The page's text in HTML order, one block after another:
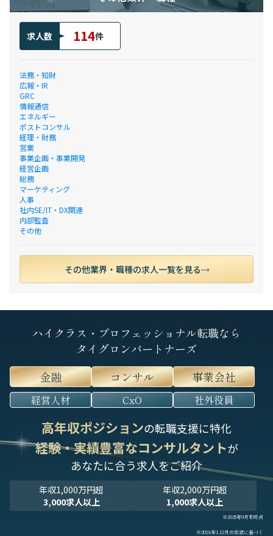
求人数 114件
法務・知財
広報・IR
GRC
情報通信
エネルギー
ポストコンサル
経理・財務
営業
事業企画・事業開発
経営企画
総務
マーケティング
人事
社内SE/IT・DX関連
内部監査
その他
その他業界・職種の求人一覧を見る
ハイクラス・プロフェッショナル転職なら
タイグロンパートナーズ
金融
コンサル 事業会社
経営人材 CxO 社外役員
高年収ポジションの転職支援に特化
経験・実績豊富なコンサルタントが
あなたに合う求人をご紹介
年収1,000万円超
3,000求人以上
年収2,000万円超
1,000求人以上
※2025年9月末時点
※2024年1-12月の実績に基づく